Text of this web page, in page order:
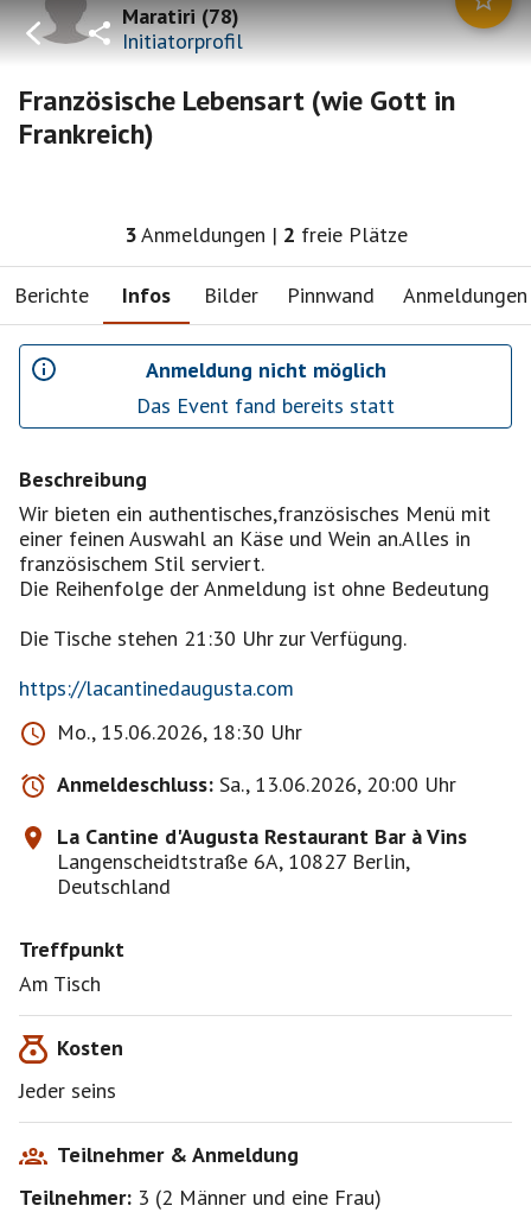
Maratiri(78)
Initiatorprofil
Französische Lebensart (wie Gott in
Frankreich)
3Anmeldungen | 2 freie Plätze
Berichte Infos Bilder Pinnwand Anmeldungen
Anmeldung nicht möglich
Das Event fand bereits statt
Beschreibung
Wir bieten ein authentisches,französisches Menü mit
einer feinen Auswahl an Käse und Wein an.Alles in
französischem Stil serviert.
Die Reihenfolge der Anmeldung ist ohne Bedeutung
Die Tische stehen 21:30 Uhr zur Verfügung.
https://lacantinedaugusta.com
Mo., 15.06.2026, 18:30 Uhr
Anmeldeschluss: Sa., 13.06.2026, 20:00 Uhr
La Cantine d'Augusta Restaurant Bar à Vins
Langenscheidtstraße 6A, 10827 Berlin,
Deutschland
Treffpunkt
Am Tisch
Kosten
Jeder seins
Teilnehmer & Anmeldung
Teilnehmer: 3 (2 Männer und eine Frau)